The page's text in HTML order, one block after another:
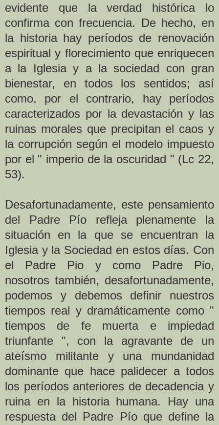
evidente que la verdad histórica lo
confirma con frecuencia. De hecho, en
la historia hay períodos de renovación
espiritual y florecimiento que enriquecen
a la Iglesia y a la sociedad con gran
bienestar, en todos los sentidos; así
como, por el contrario, hay períodos
caracterizados por la devastación y las
ruinas morales que precipitan el caos y
la corrupción según el modelo impuesto
por el " imperio de la oscuridad " (Lc 22,
53).
Desafortunadamente, este pensamiento
del Padre Pío refleja plenamente la
situación en la que se encuentran la
Iglesia y la Sociedad en estos días. Con
el Padre Pio y como Padre Pio,
nosotros también, desafortunadamente,
podemos y debemos definir nuestros
tiempos real y dramáticamente como "
tiempos de fe muerta e impiedad
triunfante ", con la agravante de un
ateísmo militante y una mundanidad
dominante que hace palidecer a todos
los períodos anteriores de decadencia y
ruina en la historia humana. Hay una
respuesta del Padre Pío que define la